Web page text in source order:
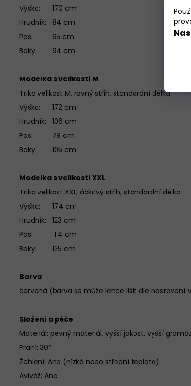
Výška: 170
Hrudník: 84 cm
Pas: 65 cm
Boky: 94 cm
Modelka s velikostí M
Triko velikost M, rovný střih, standardní délka
Výška: 172 cm
Hrudník: 106 cm
Pas: 79 cm
Boky: 105 cm
Modelka s velikostí XXL
Triko velikost XXL, áčkový střih, standardní délka
Výška: 174 cm
Hrudník: 123 cm
Pas: 114 cm
Boky: 135 cm
Barva
červená (barva se může lehce lišit dle nastavení
Složení a péče
Materiál: pevný materiál, vyšší jakost, vyšší
Praní: 30°
Žehlení: Ano (nízká nebo střední teplota)
Aviváž: Ano